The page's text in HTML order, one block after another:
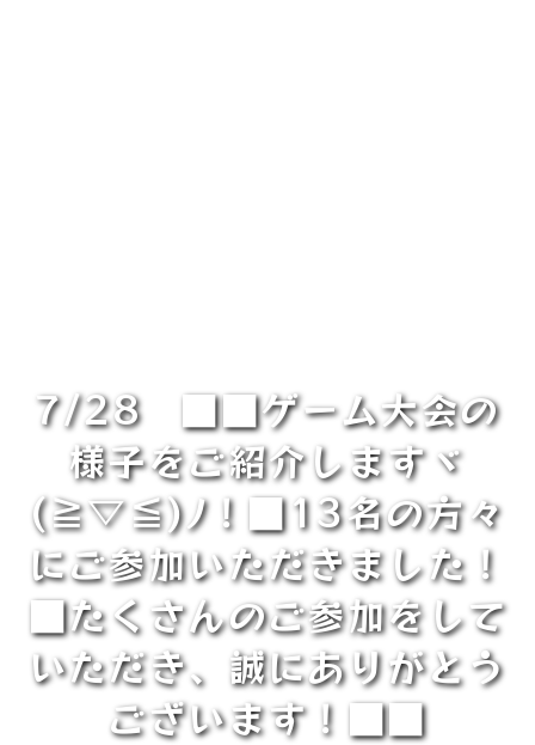
7/28 ■■ゲーム大会の
様子をご紹介しますヾ
(≧▽≦)ﾉ！■13名の方々
にご参加いただきました！
■たくさんのご参加をして
いただき、誠にありがとう
ございます！■■